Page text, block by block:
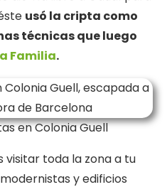
usó la cripta como
técnicas que luego
Familia.
en Colonia Guell
visitar toda la zona a tu
y edificios